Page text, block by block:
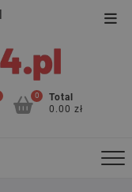
0
Total
0.00 zł